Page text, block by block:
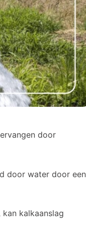
door
door water door een
kalkaanslag